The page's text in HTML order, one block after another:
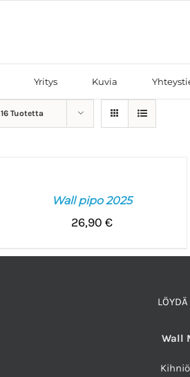
Yritys Kuvia
16 Tuotetta
Wall pipo 2025
26,90€
Wall